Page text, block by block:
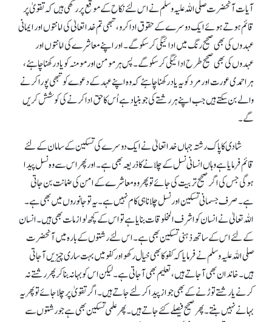
آیات آنحضرت صلی اللہ علیہ وسلم نے اس لئے نکاح کے موقع پر رکھی ہیں کہ تقویٰ پر
قائم ہوتے ہوئے ایک دوسرے کے حقوق ادا کرو، تبھی تم خدا تعالیٰ کی امانتوں اور ایمانی
عہدوں کی بھی صحیح رنگ میں ادائیگی کر سکو گے۔ اور اپنے معاشرے کی امانتوں اور
عہدوں کی بھی صحیح طرح ادائیگی کر سکو گے۔ پس ہر مومن اور مومنہ کو یاد رکھنا چاہئے،
ہر احمدی عورت اور مرد کو یہ یاد رکھنا چاہئے کہ وہ اپنے عہد کے دعوے کو تبھی پورا کرنے
والے بن سکتے ہیں جب اپنے ہر رشتے کی جو بنیاد ہے اُس کا حق ادا کرنے کی کوشش کریں
گے۔
شادی کا پاک رشتہ جہاں خدا تعالیٰ نے ایک دوسرے کی تسکین کے سامان کے لئے
قائم فرمایا ہے وہاں انسانی نسل کے چلانے کا ذریعہ بھی ہے۔ اور پھر اس سے وہ نسل پیدا
ہو گی جس کی اگر صحیح تربیت کی جائے توپھر وہ معاشرے کے امن کی ضمانت بن جاتی
ہے۔ صرف جسمانی تسکین اور نسل چلانا ہی کام نہیں ہے۔ یہ تو جانوروں میں بھی ہے۔
اللہ تعالیٰ نے انسان کو اشرف المخلوقات بنایا ہے تو اس کے کچھ لوازمات بھی ہیں۔ انسان
کے لئے اس کے ساتھ ذہنی تسکین بھی ہے۔ اس لئے رشتوں کے بارہ میں آنحضرت
صلی اللہ علیہ وسلم نے فرمایا کہ کفو کا بھی خیال رکھو اور کفو میں بہت ساری چیزیں آجاتی
ہیں۔ خاندان بھی آ جاتے ہیں، تعلیم بھی آ جاتی ہے۔ لیکن اس کو بہانہ بنا کر پھر رشتے نہ
کرنے یا رشتے توڑنے کے بھی جواز پیدا کر لئے جاتے ہیں۔ اگر تقویٰ پر چلا جائے تو پھر یہ
بہانے نہیں بنتے۔ پھر صحیح فیصلے کئے جاتے ہیں۔ پھر علمی تسکین بھی ہے جو رشتوں سے